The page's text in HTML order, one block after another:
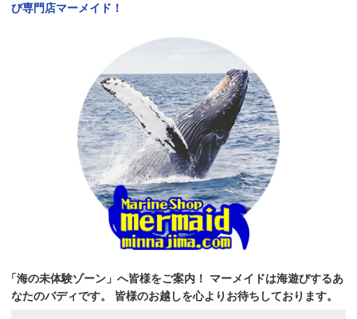
び専門店マーメイド！
「海の未体験ゾーン」へ皆様をご案内！
マーメイドは海遊びするあ
なたのバディです。
皆様のお越しを心よりお待ちしております。